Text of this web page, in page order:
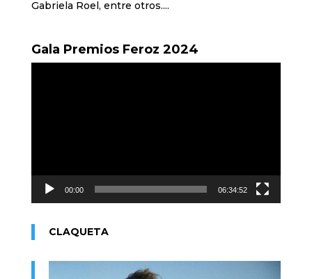
Gabriela Roel, entre otros....
Gala Premios Feroz 2024
00:00 06:34:52
CLAQUETA